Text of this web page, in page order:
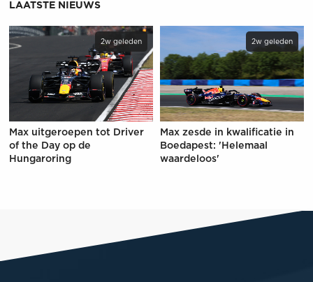
LAATSTE NIEUWS
2w geleden
Max uitgeroepen tot Driver
of the Day op de
Hungaroring
2w geleden
Max zesde in kwalificatie in
Boedapest: 'Helemaal
waardeloos'